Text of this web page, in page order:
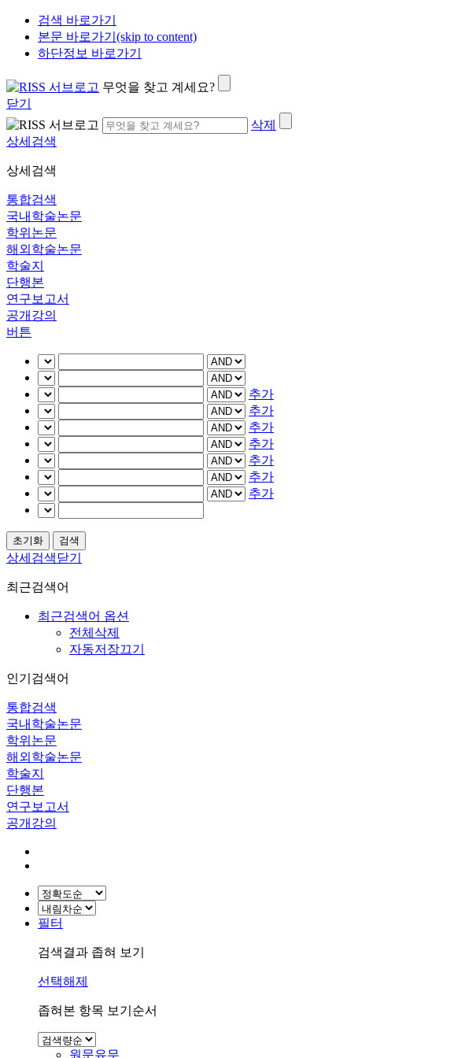
검색 바로가기
본문 바로가기(skip to content)
하단정보 바로가기
무엇을 찾고 계세요?
닫기
삭제
상세검색
상세검색
통합검색
국내학술논문
학위논문
해외학술논문
학술지
단행본
연구보고서
공개강의
버튼
추가
추가
추가
추가
추가
추가
추가
상세검색닫기
최근검색어
최근검색어 옵션
전체삭제
자동저장끄기
인기검색어
통합검색
국내학술논문
학위논문
해외학술논문
학술지
단행본
연구보고서
공개강의
필터
검색결과 좁혀 보기
선택해제
좁혀본 항목 보기순서
원문유무